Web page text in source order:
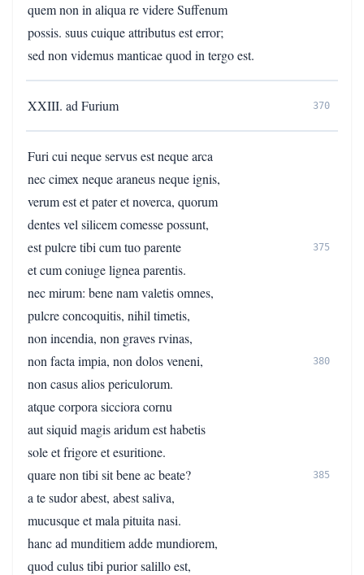
quem non in aliqua re videre Suffenum
possis. suus cuique attributus est error;
sed non videmus manticae quod in tergo est.
XXIII. ad Furium 370
Furi cui neque servus est neque arca
nec cimex neque araneus neque ignis,
verum est et pater et noverca, quorum
dentes vel silicem comesse possunt,
est pulcre tibi cum tuo parente
375
et cum coniuge lignea parentis.
nec mirum: bene nam valetis omnes,
pulcre concoquitis, nihil timetis,
non incendia, non graves rvinas,
non facta impia, non dolos veneni,
380
non casus alios periculorum.
atque corpora sicciora cornu
aut siquid magis aridum est habetis
sole et frigore et esuritione.
quare non tibi sit bene ac beate?
385
a te sudor abest, abest saliva,
mucusque et mala pituita nasi.
hanc ad munditiem adde mundiorem,
quod culus tibi purior salillo est,